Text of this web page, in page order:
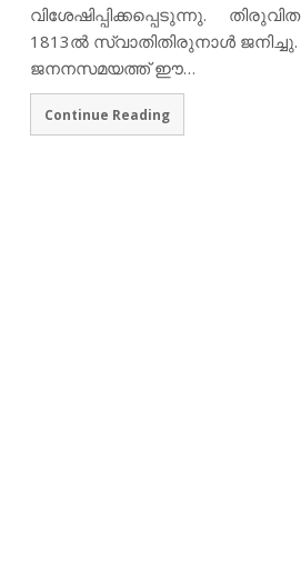
വിശേഷിപ്പിക്കപ്പെടുന്നു.
1813ല്‍ സ്വാതിതിരുനാള്‍ ജനിച്ചു.
ജനനസമയത്ത് ഈ…
Continue Reading